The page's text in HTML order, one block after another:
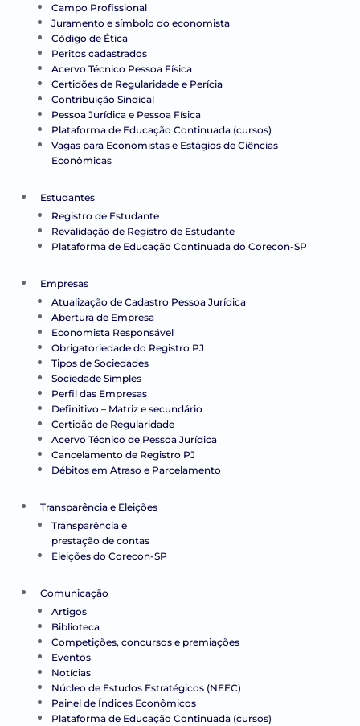
Campo Profissional
Juramento e símbolo do economista
Código de Ética
Peritos cadastrados
Acervo Técnico Pessoa Física
Certidões de Regularidade e Perícia
Contribuição Sindical
Pessoa Jurídica e Pessoa Física
Plataforma de Educação Continuada (cursos)
Vagas para Economistas e Estágios de Ciências
Econômicas
Estudantes
Registro de Estudante
Revalidação de Registro de Estudante
Plataforma de Educação Continuada do Corecon-SP
Empresas
Atualização de Cadastro Pessoa Jurídica
Abertura de Empresa
Economista Responsável
Obrigatoriedade do Registro PJ
Tipos de Sociedades
Sociedade Simples
Perfil das Empresas
Definitivo – Matriz e secundário
Certidão de Regularidade
Acervo Técnico de Pessoa Jurídica
Cancelamento de Registro PJ
Débitos em Atraso e Parcelamento
Transparência e Eleições
Transparência e
prestação de contas
Eleições do Corecon-SP
Comunicação
Artigos
Biblioteca
Competições, concursos e premiações
Eventos
Notícias
Núcleo de Estudos Estratégicos (NEEC)
Painel de Índices Econômicos
Plataforma de Educação Continuada (cursos)